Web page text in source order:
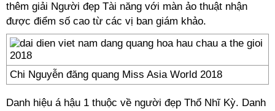
thêm giải Người đẹp Tài năng với màn ảo thuật nhận
được điểm số cao từ các vị ban giám khảo.
Chi Nguyễn đăng quang Miss Asia World 2018
Danh hiệu á hậu 1 thuộc về người đẹp Thổ Nhĩ Kỳ. Danh